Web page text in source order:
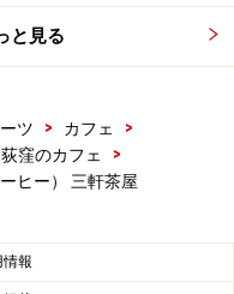
と見る
ツ > カフェ
>
窪のカフェ
>
ヒー） 三軒茶屋
情報